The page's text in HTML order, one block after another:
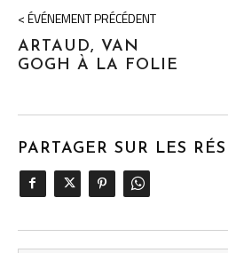
< ÉVÉNEMENT PRÉCÉDENT
ARTAUD, VAN
GOGH À LA FOLIE
PARTAGER SUR LES